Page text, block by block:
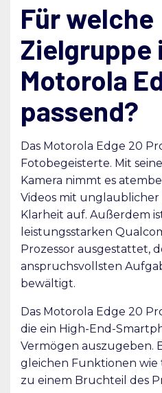
Für welche
Zielgruppe
Motorola
passend?
Das Motorola Edge 20
Fotobegeisterte. Mit
Kamera nimmt es
Videos mit
Klarheit auf. Außerdem
leistungsstarken
Prozessor ausgestattet,
anspruchsvollsten
bewältigt.
Das Motorola Edge 20
die ein High-End-
Vermögen auszugeben.
gleichen Funktionen wie
zu einem Bruchteil des